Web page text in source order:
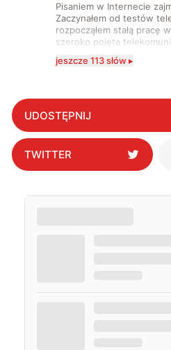
Pisaniem w Internecie
Zaczynałem od testów
rozpocząłem stałą pracę
szeroko pojęta
że do urządzeń mobilnych
środku nocy. Od 2019
antykomórkowe w Polsce
wylewanego przez nie
to dobrze. Na przestrzeni
pojawiały się na łamach
Online i PCWorld.pl, a od
WhatNext.pl, gdzie jestem
interesując się nowymi
jeszcze 113 słów ▸
UDOSTĘPNIJ
TWITTER